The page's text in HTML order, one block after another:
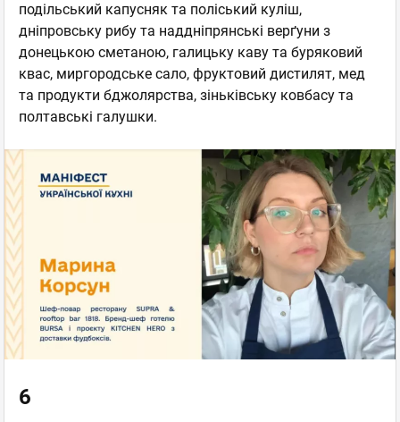
подільський капусняк та поліський куліш,
дніпровську рибу та наддніпрянські верґуни з
донецькою сметаною, галицьку каву та буряковий
квас, миргородське сало, фруктовий дистилят, мед
та продукти бджолярства, зіньківську ковбасу та
полтавські галушки.
6